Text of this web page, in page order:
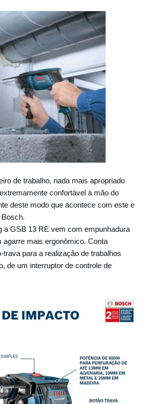
de trabalho, nada mais apropriado
confortável à mão do
deste modo que acontece com este e
a GSB 13 RE vem com empunhadura
agarre mais ergonômico. Conta
para a realização de trabalhos
de um interruptor de controle de